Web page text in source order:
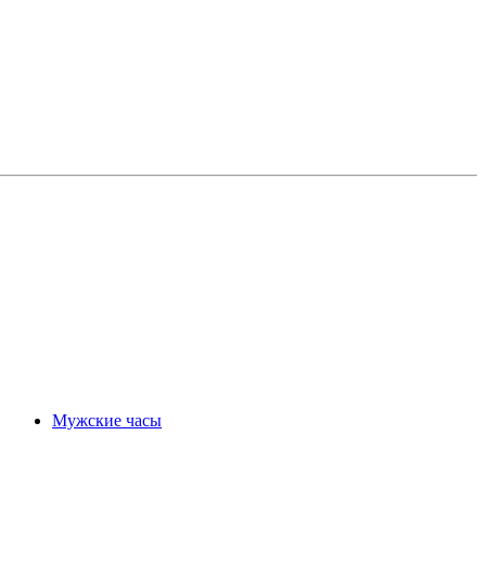
Мужские часы